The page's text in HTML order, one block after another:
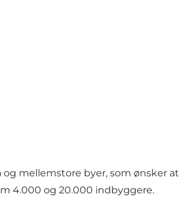
og mellemstore byer, som
4.000 og 20.000 indbyggere.